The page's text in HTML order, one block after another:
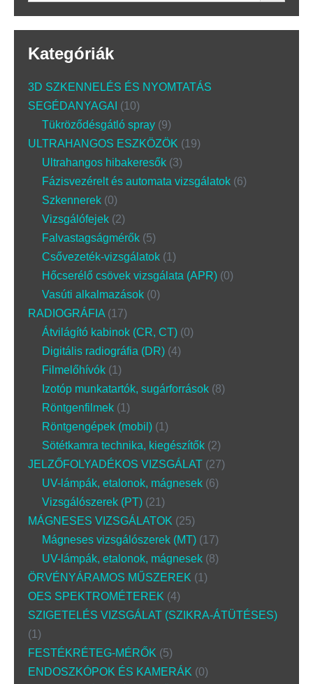
Kategóriák
3D SZKENNELÉS ÉS NYOMTATÁS
SEGÉDANYAGAI
10
Tükröződésgátló spray 9
ULTRAHANGOS ESZKÖZÖK
19
Ultrahangos hibakeresők 3
Fázisvezérelt és automata vizsgálatok 6
Szkennerek 0
Vizsgálófejek 2
Falvastagságmérők 5
Csővezeték-vizsgálatok 1
Hőcserélő csövek vizsgálata (APR) 0
Vasúti alkalmazások 0
RADIOGRÁFIA 17
Átvilágító kabinok (CR, CT) 0
Digitális radiográfia (DR) 4
Filmelőhívók 1
Izotóp munkatartók, sugárforrások 8
Röntgenfilmek 1
Röntgengépek (mobil) 1
Sötétkamra technika, kiegészítők 2
JELZŐFOLYADÉKOS VIZSGÁLAT 27
UV-lámpák, etalonok, mágnesek 6
Vizsgálószerek (PT) 21
MÁGNESES VIZSGÁLATOK
25
Mágneses vizsgálószerek (MT) 17
UV-lámpák, etalonok, mágnesek 8
ÖRVÉNYÁRAMOS MŰSZEREK
1
OES SPEKTROMÉTEREK 4
SZIGETELÉS VIZSGÁLAT (SZIKRA-ÁTÜTÉSES)
1
FESTÉKRÉTEG-MÉRŐK
5
ENDOSZKÓPOK ÉS KAMERÁK
0